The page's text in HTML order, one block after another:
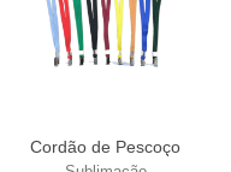
Cordão de Pescoço